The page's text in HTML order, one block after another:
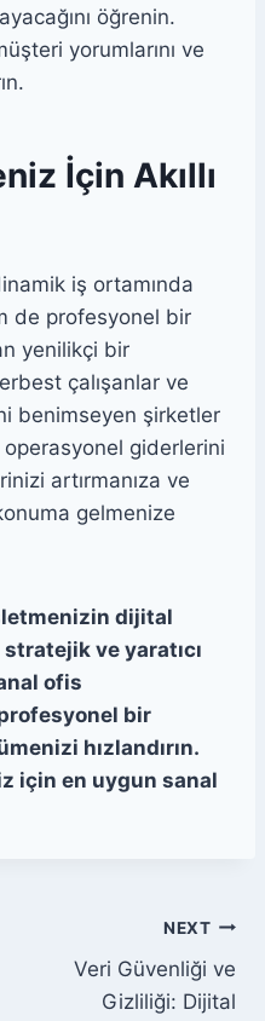
öğrenin.
yorumlarını ve
İçin Akıllı
iş ortamında
de profesyonel bir
yenilikçi bir
çalışanlar ve
benimseyen şirketler
giderlerini
artırmanıza ve
gelmenize
dijital
ve yaratıcı
ofis
bir
hızlandırın.
için en uygun sanal
NEXT
Veri Güvenliği ve
Gizliliği: Dijital